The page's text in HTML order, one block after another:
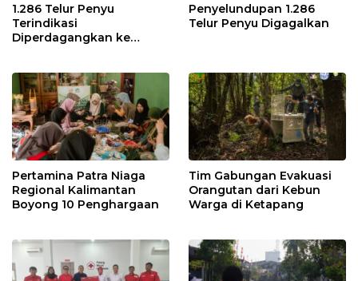
1.286 Telur Penyu
Terindikasi
Diperdagangkan ke
Penyelundupan 1.286
Telur Penyu Digagalkan
Pertamina Patra Niaga
Regional Kalimantan
Boyong 10 Penghargaan
Tim Gabungan Evakuasi
Orangutan dari Kebun
Warga di Ketapang